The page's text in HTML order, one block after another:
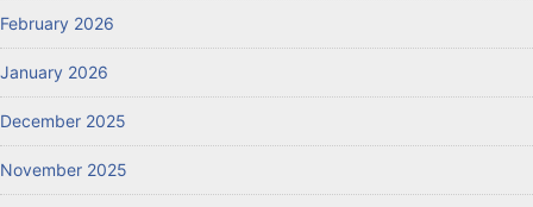
February 2026
January 2026
December 2025
November 2025